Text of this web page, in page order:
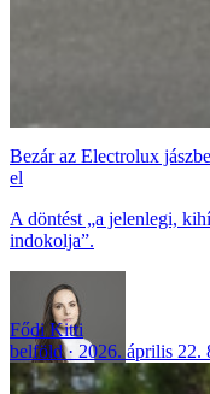
Bezár az Electrolux
el
A döntést „a jelenlegi,
indokolja”.
Fődi Kitti
belföld
2026. április 22.